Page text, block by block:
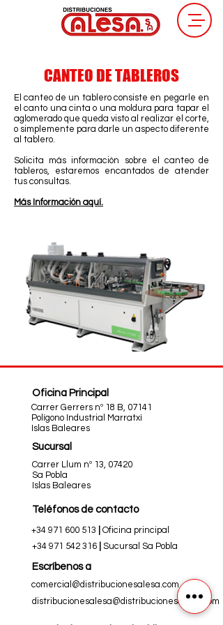
CANTEO DE TABLEROS
El canteo de un tablero consiste en pegarle en
el canto una cinta o una moldura para tapar el
aglomerado que queda visto al realizar el corte,
o simplemente para darle un aspecto diferente
al tablero.
Solicita más información sobre el canteo de
tableros, estaremos encantados de atender
tus consultas.
Más Información aquí.
Oficina Principal
Carrer Gerrers nº 18 B, 07141
Polígono Industrial Marratxí
Islas Baleares
Sucursal
Carrer Llum nº 13, 07420
Sa Pobla
Islas Baleares
Teléfonosde contacto
+34 971 600 513
Oficina principal
+34 971 542 316
Sucursal Sa Pobla
Escríbenosa
comercial@distribucionesalesa.com
distribucionesalesa@distribucionesalesa.com